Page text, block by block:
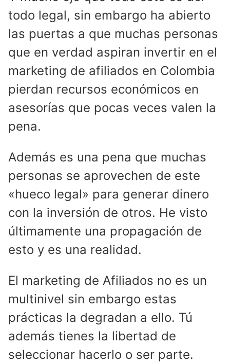
todo legal, sin embargo ha abierto
las puertas a que muchas personas
que en verdad aspiran invertir en el
marketing de afiliados en Colombia
pierdan recursos económicos en
asesorías que pocas veces valen la
pena.
Además es una pena que muchas
personas se aprovechen de este
«hueco legal» para generar dinero
con la inversión de otros. He visto
últimamente una propagación de
esto y es una realidad.
El marketing de Afiliados no es un
multinivel sin embargo estas
prácticas la degradan a ello. Tú
además tienes la libertad de
seleccionar hacerlo o ser parte.